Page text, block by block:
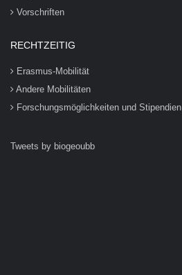
Vorschriften
RECHTZEITIG
Erasmus-Mobilität
Andere Mobilitäten
Forschungsmöglichkeiten und Stipendien
Tweets by biogeoubb